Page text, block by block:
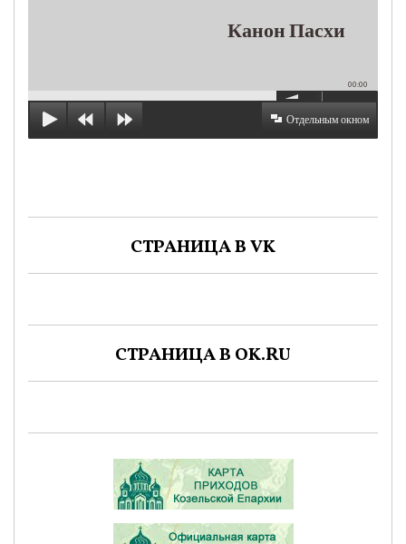
Канон Пасхи
00:00
Отдельным окном
СТРАНИЦА В VK
СТРАНИЦА В OK.RU